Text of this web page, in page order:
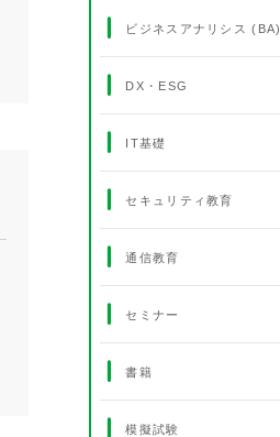
ビジネスアナリシス (BA)
DX・ESG
IT基礎
セキュリティ教育
通信教育
セミナー
書籍
模擬試験